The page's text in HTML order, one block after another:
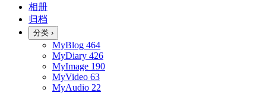
相册
归档
分类 ›
MyBlog 464
MyDiary 426
MyImage 190
MyVideo 63
MyAudio 22